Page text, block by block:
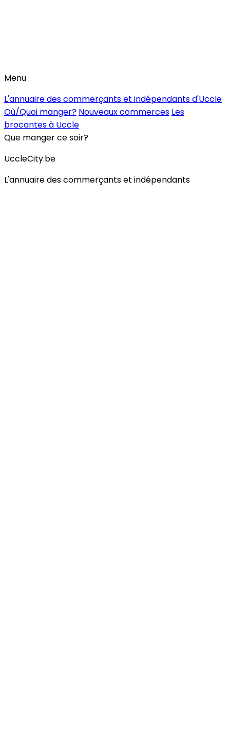
Menu
L'annuaire des commerçants et indépendants d'Uccle
Où/Quoi manger? Nouveaux commerces Les
brocantes à Uccle
Que manger ce soir?
UccleCity.be
L'annuaire des commerçants et indépendants